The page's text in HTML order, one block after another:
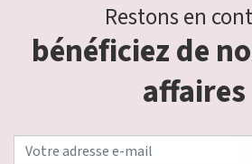
Restons en
bénéficiez de
affaires